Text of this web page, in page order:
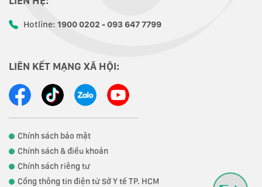
Hotline: 1900 0202 - 093 647 7799
LIÊN KẾT MẠNG XÃ HỘI:
Chính sách bảo mật
Chính sách & điều khoản
Chính sách riêng tư
Cổng thông tin điện tử Sở Y tế TP. HCM